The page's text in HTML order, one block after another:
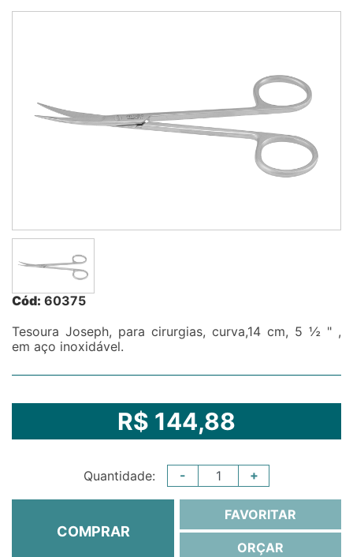
Cód: 60375
Tesoura Joseph, para cirurgias, curva,14 cm, 5 ½ " ,
em aço inoxidável.
R$ 144,88
Quantidade: - +
COMPRAR
FAVORITAR
ORÇAR